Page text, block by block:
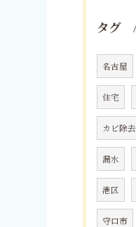
タグ
名古屋
住宅
カビ除去
漏水
港区
守口市